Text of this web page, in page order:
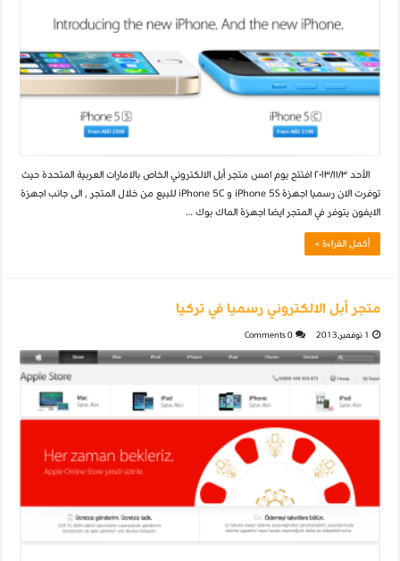
الأحد ٢٠١٣/١١/٣ افتتح يوم امس متجر أبل الالكتروني الخاص بالامارات العربية المتحدة حيث
توفرت الان رسميا اجهزة iPhone 5S و iPhone 5C للبيع من خلال المتجر , الى جانب اجهزة
الايفون يتوفر في المتجر ايضا اجهزة الماك بوك …
أكمل القراءة »
متجر أبل الالكتروني رسميا في تركيا
1 نوفمبر,2013 0 Comments